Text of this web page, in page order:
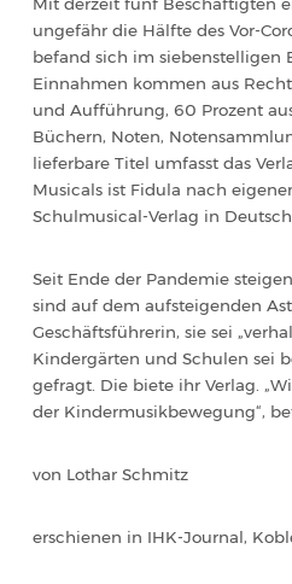
ungefähr die Hälfte des Vor-
befand sich im siebenstelligen
Einnahmen kommen aus
und Aufführung, 60 Prozent
Büchern, Noten,
lieferbare Titel umfasst das
Musicals ist Fidula nach
Schulmusical-Verlag in
Seit Ende der Pandemie
sind auf dem aufsteigenden
Geschäftsführerin, sie sei
Kindergärten und Schulen sei
gefragt. Die biete ihr Verlag.
der Kindermusikbewegung“,
von Lothar Schmitz
erschienen in IHK-Journal,